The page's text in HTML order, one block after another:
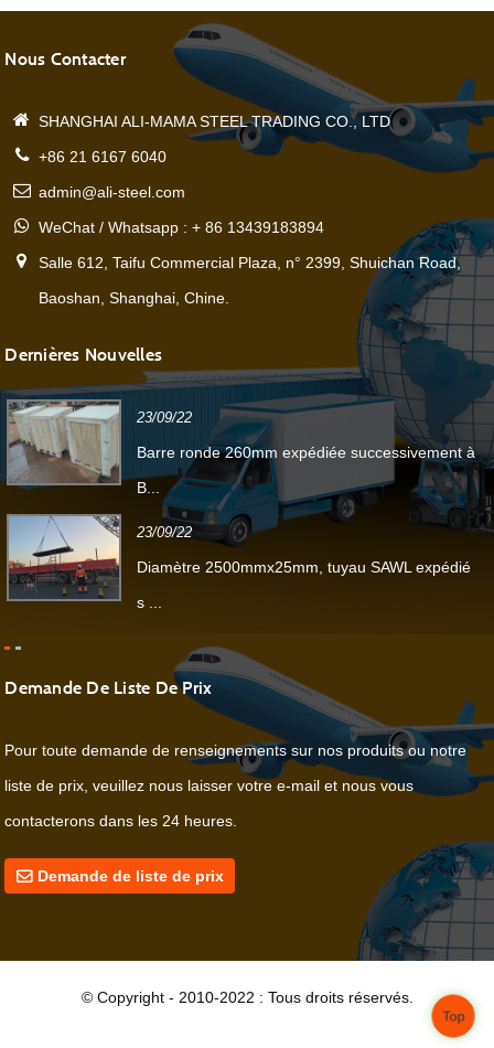
Nous Contacter
SHANGHAI ALI-MAMA STEEL TRADING CO., LTD
+86 21 6167 6040
admin@ali-steel.com
WeChat / Whatsapp : + 86 13439183894
Salle 612, Taifu Commercial Plaza, n° 2399, Shuichan Road,
Baoshan, Shanghai, Chine.
Dernières Nouvelles
23/09/22
Barre ronde 260mm expédiée successivement à
B...
23/09/22
Diamètre 2500mmx25mm, tuyau SAWL expédié
s ...
Demande De Liste De Prix
Pour toute demande de renseignements sur nos produits ou notre
liste de prix, veuillez nous laisser votre e-mail et nous vous
contacterons dans les 24 heures.
Demande de liste de prix
© Copyright - 2010-2022 : Tous droits réservés.
Top